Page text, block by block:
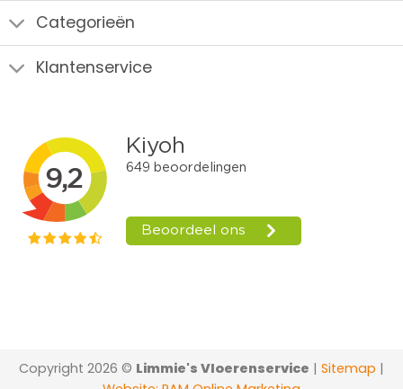
Categorieën
Klantenservice
Copyright 2026 © Limmie's Vloerenservice | Sitemap |